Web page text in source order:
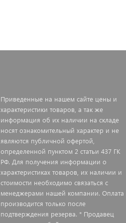
Приведенные на нашем сайте цены и
характеристики товаров, а так же
информация об их наличии на складе
носят ознакомительный характер и не
являются публичной офертой,
определенной пунктом 2 статьи 437 ГК
РФ. Для получения информации о
характеристиках товаров, их наличии и
стоимости необходимо связаться с
менеджерами нашей компании. Оплата
производится только после
подтверждения резерва. * Продавец